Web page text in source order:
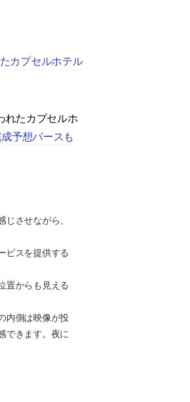
カプセルホテル
れたカプセルホ
予想パースも
させながら、
ビスを提供する
置からも見える
内側は映像が投
できます。夜に